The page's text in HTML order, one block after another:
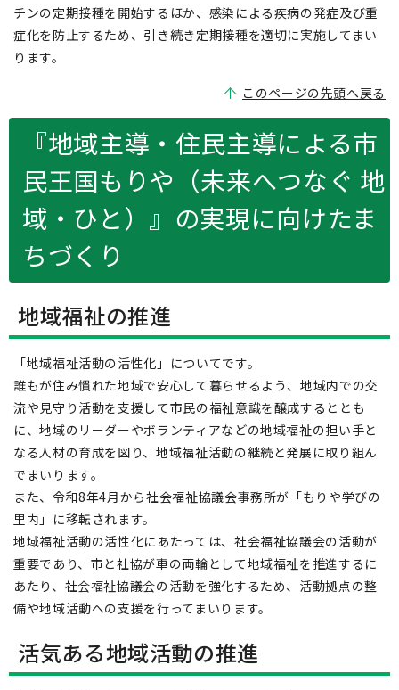
チンの定期接種を開始するほか、感染による疾病の発症及び重
症化を防止するため、引き続き定期接種を適切に実施してまい
ります。
このページの先頭へ戻る
『地域主導・住民主導による市
民王国もりや（未来へつなぐ 地
域・ひと）』の実現に向けたま
ちづくり
地域福祉の推進
「地域福祉活動の活性化」についてです。
誰もが住み慣れた地域で安心して暮らせるよう、地域内での交
流や見守り活動を支援して市民の福祉意識を醸成するととも
に、地域のリーダーやボランティアなどの地域福祉の担い手と
なる人材の育成を図り、地域福祉活動の継続と発展に取り組ん
でまいります。
また、令和8年4月から社会福祉協議会事務所が「もりや学びの
里内」に移転されます。
地域福祉活動の活性化にあたっては、社会福祉協議会の活動が
重要であり、市と社協が車の両輪として地域福祉を推進するに
あたり、社会福祉協議会の活動を強化するため、活動拠点の整
備や地域活動への支援を行ってまいります。
活気ある地域活動の推進